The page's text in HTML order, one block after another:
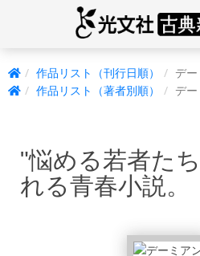
作品リスト（刊行日順）
デ
作品リスト（著者別順）
デ
"悩める若者た
れる青春小説。